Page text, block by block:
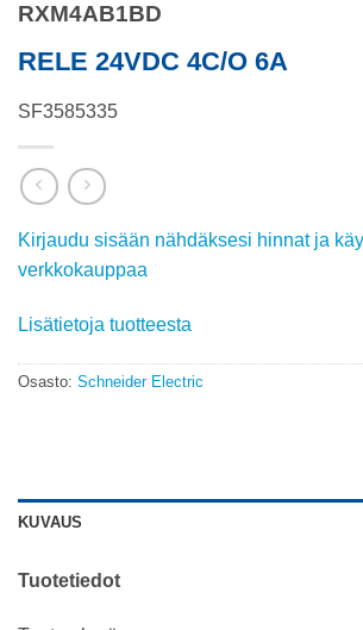
RXM4AB1BD
RELE 24VDC 4C/O 6A
SF3585335
Kirjaudu sisään nähdäksesi hinnat ja
verkkokauppaa
Lisätietoja tuotteesta
Osasto: Schneider Electric
KUVAUS
Tuotetiedot